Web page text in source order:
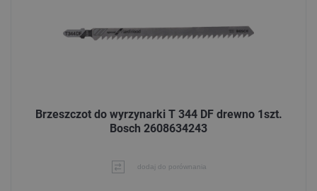
Brzeszczot do wyrzynarki T 344 DF drewno 1szt.
Bosch 2608634243
dodaj do porównania